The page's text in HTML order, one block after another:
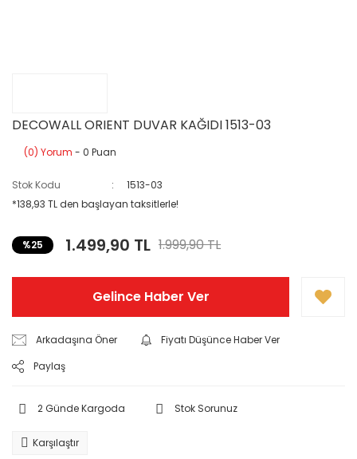
DECOWALL ORIENT DUVAR KAĞIDI 1513-03
(0) Yorum - 0 Puan
Stok Kodu
1513-03
*138,93 TL den başlayan taksitlerle!
%25 1.499,90 TL 1.999,90 TL
Gelince Haber Ver
Arkadaşına Öner
Fiyatı Düşünce Haber Ver
Paylaş
2 Günde Kargoda Stok Sorunuz
Karşılaştır